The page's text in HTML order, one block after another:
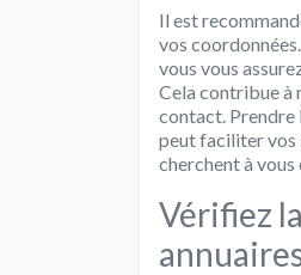
Il est
vos
vous vous
Cela contribue à
contact. Prendre
peut faciliter vos
cherchent à
Vérifiez